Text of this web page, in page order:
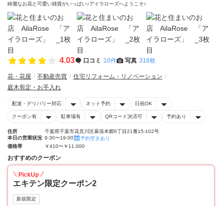
綺麗なお花と可愛い雑貨がいっぱい♪アイラローズへようこそ♪
4.03 口コミ 10件 写真 318枚
花・花屋 不動産売買
住宅リフォーム・リノベーション
庭木剪定・お手入れ
配達・デリバリー対応 ネット予約 日祝OK
クーポン有 駐車場有 QRコード決済可 予約あり
住所
千葉県千葉市花見川区幕張本郷6丁目21番15-102号
本日の営業状況 9:30〜19:00
予約空きあり
価格帯
￥410〜￥11,000
おすすめのクーポン
PickUp
エキテン限定クーポン2
新規限定